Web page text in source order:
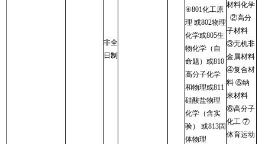
非全
日制
④801化工原
理 或802物理
化学或805生
物化学（自
命题）或810
高分子化学
和物理或811
硅酸盐物理
化学（含实
验） 或813固
体物理
材料化学
②高分
子材料
③无机非
金属材料
④复合材
料 ⑤纳
米材料
⑥高分子
化工 ⑦
体育运动